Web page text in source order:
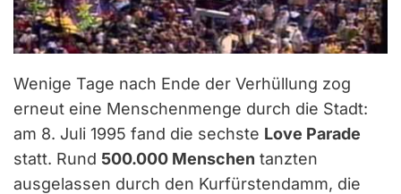
Wenige Tage nach Ende der Verhüllung zog
erneut eine Menschenmenge durch die Stadt:
am 8. Juli 1995 fand die sechste Love Parade
statt. Rund 500.000 Menschen tanzten
ausgelassen durch den Kurfürstendamm, die